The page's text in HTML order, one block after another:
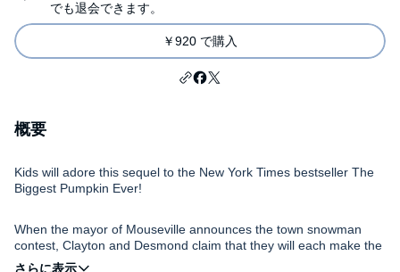
でも退会できます。
￥920 で購入
概要
Kids will adore this sequel to the New York Times bestseller The
Biggest Pumpkin Ever!
When the mayor of Mouseville announces the town snowman
contest, Clayton and Desmond claim that they will each make the
biggest snowman ever. But building a huge snowman alone is